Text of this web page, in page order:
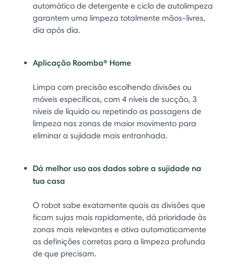
automático de detergente e ciclo de autolimpeza
garantem uma limpeza totalmente mãos-livres,
dia após dia.
Aplicação Roomba® Home
Limpa com precisão escolhendo divisões ou
móveis específicos, com 4 níveis de sucção, 3
níveis de líquido ou repetindo as passagens de
limpeza nas zonas de maior movimento para
eliminar a sujidade mais entranhada.
Dá melhor uso aos dados sobre a sujidade na
tua casa
O robot sabe exatamente quais as divisões que
ficam sujas mais rapidamente, dá prioridade às
zonas mais relevantes e ativa automaticamente
as definições corretas para a limpeza profunda
de que precisam.